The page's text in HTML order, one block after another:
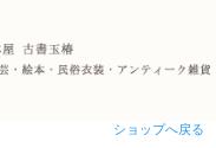
ショップへ戻る